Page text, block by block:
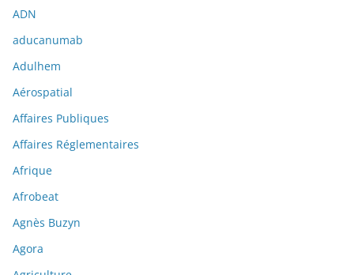
ADN
aducanumab
Adulhem
Aérospatial
Affaires Publiques
Affaires Réglementaires
Afrique
Afrobeat
Agnès Buzyn
Agora